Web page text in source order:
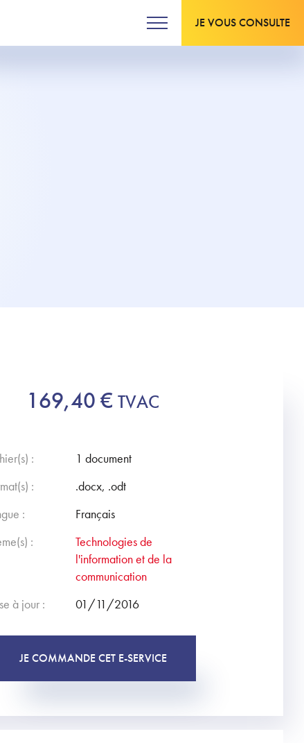
JE VOUS CONSULTE
169,40€ TVAC
:
1 document
:
.docx, .odt
:
Français
:
Technologies de
l'information et de la
communication
à jour :
01/11/2016
JE COMMANDE CET E-SERVICE